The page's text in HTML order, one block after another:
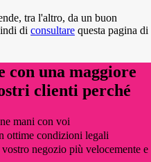
tra l'altro, da un buon
di consultare questa pagina di
con una maggiore
clienti perché
mani con voi
ottime condizioni legali
negozio più velocemente e